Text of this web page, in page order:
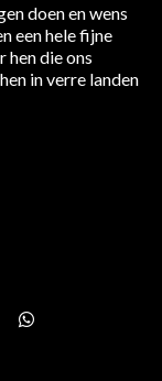
doen en wens
een hele fijne
die ons
in verre landen